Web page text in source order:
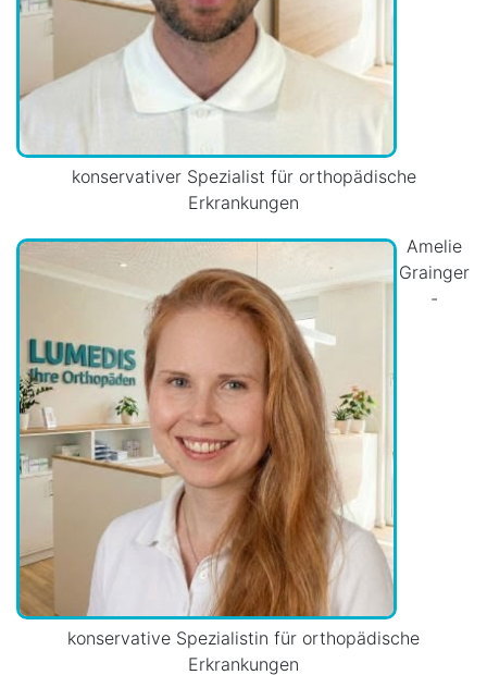
konservativer Spezialist für orthopädische
Erkrankungen
Amelie
Grainger
-
konservative Spezialistin für orthopädische
Erkrankungen